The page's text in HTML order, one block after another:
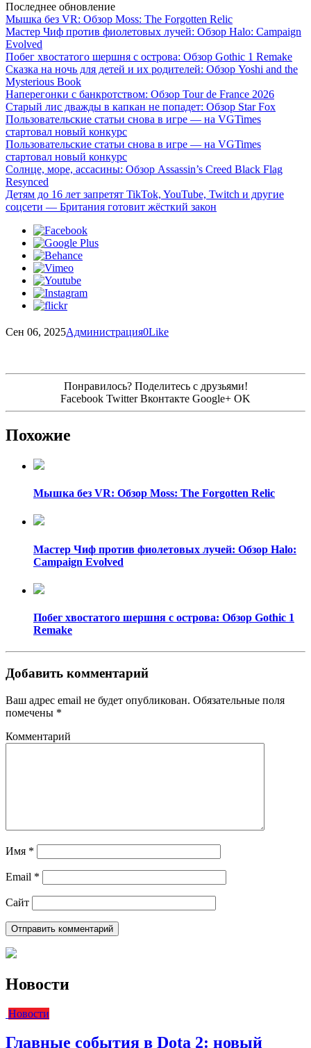
Последнее обновление
Мышка без VR: Обзор Moss: The Forgotten Relic
Мастер Чиф против фиолетовых лучей: Обзор Halo: Campaign
Evolved
Побег хвостатого шершня с острова: Обзор Gothic 1 Remake
Сказка на ночь для детей и их родителей: Обзор Yoshi and the
Mysterious Book
Наперегонки с банкротством: Обзор Tour de France 2026
Старый лис дважды в капкан не попадет: Обзор Star Fox
Пользовательские статьи снова в игре — на VGTimes
стартовал новый конкурс
Пользовательские статьи снова в игре — на VGTimes
стартовал новый конкурс
Солнце, море, ассасины: Обзор Assassin’s Creed Black Flag
Resynced
Детям до 16 лет запретят TikTok, YouTube, Twitch и другие
соцсети — Британия готовит жёсткий закон
Сен 06, 2025Администрация0Like
Понравилось? Поделитесь с друзьями!
Facebook Twitter Вконтакте Google+ OK
Похожие
Мышка без VR: Обзор Moss: The Forgotten Relic
Мастер Чиф против фиолетовых лучей: Обзор Halo:
Campaign Evolved
Побег хвостатого шершня с острова: Обзор Gothic 1
Remake
Добавить комментарий
Ваш адрес email не будет опубликован. Обязательные поля
помечены *
Комментарий
Имя *
Email *
Сайт
Новости
Новости
Главные события в Dota 2: новый